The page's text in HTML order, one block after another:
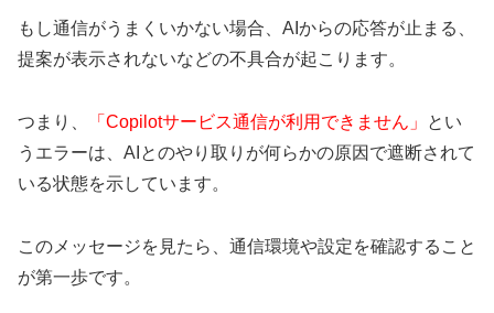
もし通信がうまくいかない場合、AIからの応答が止まる、
提案が表示されないなどの不具合が起こります。
つまり、 「Copilotサービス通信が利用できません」
とい
うエラーは、AIとのやり取りが何らかの原因で遮断されて
いる状態を示しています。
このメッセージを見たら、通信環境や設定を確認すること
が第一歩です。